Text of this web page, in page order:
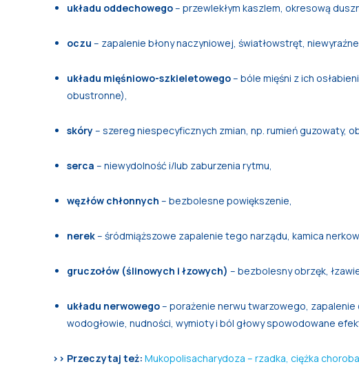
układu oddechowego– przewlekłym kaszlem, okresową
oczu – zapalenie błony naczyniowej, światłowstręt,
układu mięśniowo-szkieletowego– bóle mięśni z ich
obustronne),
skóry– szereg niespecyficznych zmian, np. rumień guzowaty,
serca – niewydolność i/lub zaburzenia rytmu,
węzłów chłonnych – bezbolesne powiększenie,
nerek– śródmiąższowe zapalenie tego narządu, kamica
gruczołów (ślinowych i łzowych) – bezbolesny obrzęk,
układu nerwowego– porażenie nerwu twarzowego,
wodogłowie, nudności, wymioty i ból głowy spowodowane
>> Przeczytaj też: Mukopolisacharydoza – rzadka, ciężka